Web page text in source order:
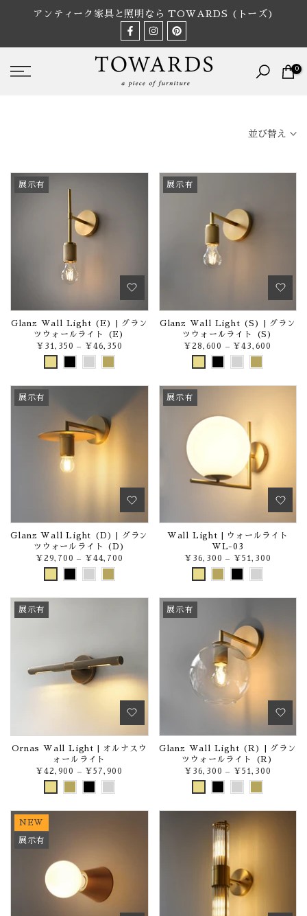
アンティーク家具と照明なら TOWARDS (トーズ)
0
並び替え
展示有
Glanz Wall Light (E) | グラン
ツウォールライト (E)
¥31,350– ¥46,350
展示有
Glanz Wall Light (S) | グラン
ツウォールライト (S)
¥28,600 –¥43,600
展示有
Glanz Wall Light (D) | グラン
ツウォールライト (D)
¥29,700– ¥44,700
展示有
Wall Light | ウォールライト
WL-03
¥36,300– ¥51,300
展示有
Ornas Wall Light | オルナスウ
ォールライト
¥42,900 –¥57,900
展示有
Glanz Wall Light (R) | グラン
ツウォールライト (R)
¥36,300– ¥51,300
NEW
展示有